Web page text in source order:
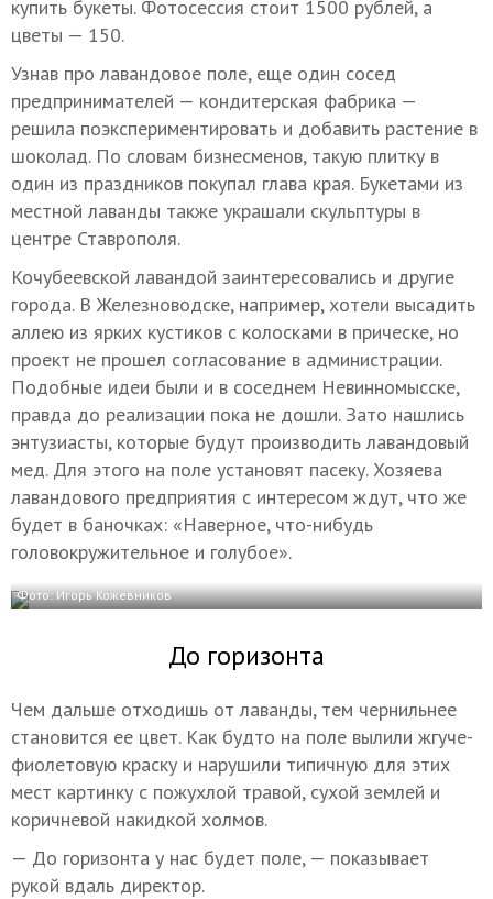
купить букеты. Фотосессия стоит 1500 рублей, а
цветы — 150.
Узнав про лавандовое поле, еще один сосед
предпринимателей — кондитерская фабрика —
решила поэкспериментировать и добавить растение в
шоколад. По словам бизнесменов, такую плитку в
один из праздников покупал глава края. Букетами из
местной лаванды также украшали скульптуры в
центре Ставрополя.
Кочубеевской лавандой заинтересовались и другие
города. В Железноводске, например, хотели высадить
аллею из ярких кустиков с колосками в прическе, но
проект не прошел согласование в администрации.
Подобные идеи были и в соседнем Невинномысске,
правда до реализации пока не дошли. Зато нашлись
энтузиасты, которые будут производить лавандовый
мед. Для этого на поле установят пасеку. Хозяева
лавандового предприятия с интересом ждут, что же
будет в баночках: «Наверное, что-нибудь
головокружительное и голубое».
Фото: Игорь Кожевников
До горизонта
Чем дальше отходишь от лаванды, тем чернильнее
становится ее цвет. Как будто на поле вылили жгуче-
фиолетовую краску и нарушили типичную для этих
мест картинку с пожухлой травой, сухой землей и
коричневой накидкой холмов.
— До горизонта у нас будет поле, — показывает
рукой вдаль директор.